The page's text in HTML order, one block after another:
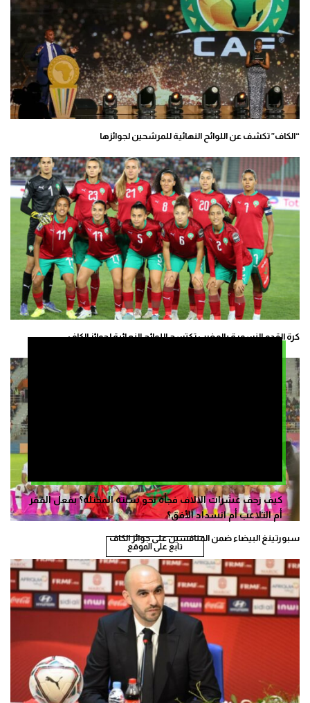
كيف زحف عشرات الالاف فجأة نحو سبتة المحتلة؟ بفعل الفقر
أم التلاعب أم انسداد الأفق؟
تابع على الموقع
“الكاف” تكشف عن اللوائح النهائية للمرشحين لجوائزها
كرة القدم النسوية بالمغرب تكتسح اللوائح النهائية لجوائز الكاف
سبورتينغ البيضاء ضمن المنافسين على جوائز الكاف